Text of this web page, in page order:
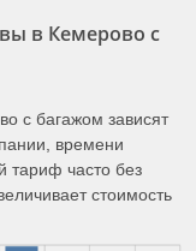
в Кемерово с
с багажом зависят
времени
тариф часто без
стоимость